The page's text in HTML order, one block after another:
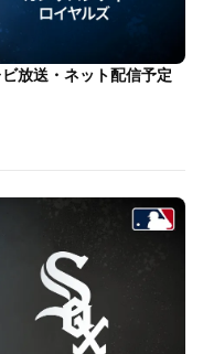
放送・ネット配信予定